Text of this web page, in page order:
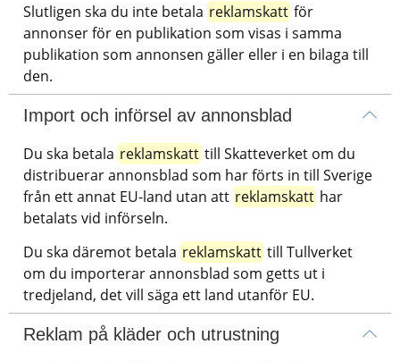
Slutligen ska du inte betala reklamskatt för
annonser för en publikation som visas i samma
publikation som annonsen gäller eller i en bilaga till
den.
Import och införsel av annonsblad
Du ska betala reklamskatt till Skatteverket om du
distribuerar annonsblad som har förts in till Sverige
från ett annat EU-land utan att reklamskatt har
betalats vid införseln.
Du ska däremot betala reklamskatt till Tullverket
om du importerar annonsblad som getts ut i
tredjeland, det vill säga ett land utanför EU.
Reklam på kläder och utrustning